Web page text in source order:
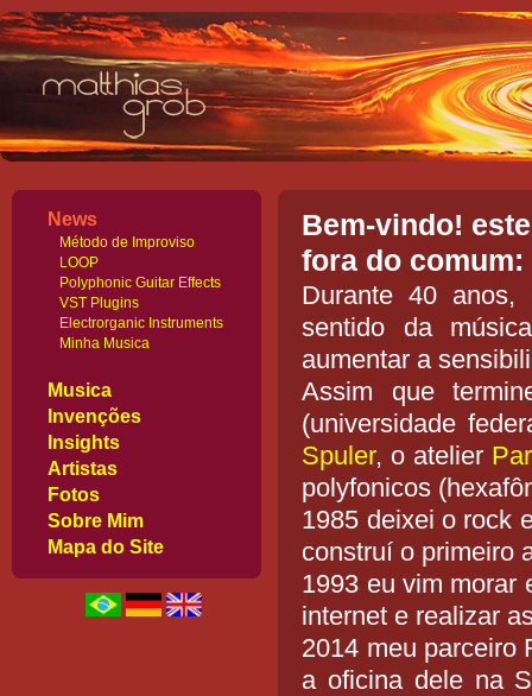
News
Método de Improviso
LOOP
Polyphonic Guitar Effects
VST Plugins
Electrorganic Instruments
Minha Musica
Musica
Invenções
Insights
Artistas
Fotos
Sobre Mim
Mapa do Site
Bem-vindo!
fora do comum:
Durante 40 anos,
sentido da
aumentar a
Assim que
(universidade
Spuler, o atelier
polyfonicos
1985 deixei o rock
construí o primeiro
1993 eu vim morar
internet e realizar
2014 meu parceiro
a oficina dele na